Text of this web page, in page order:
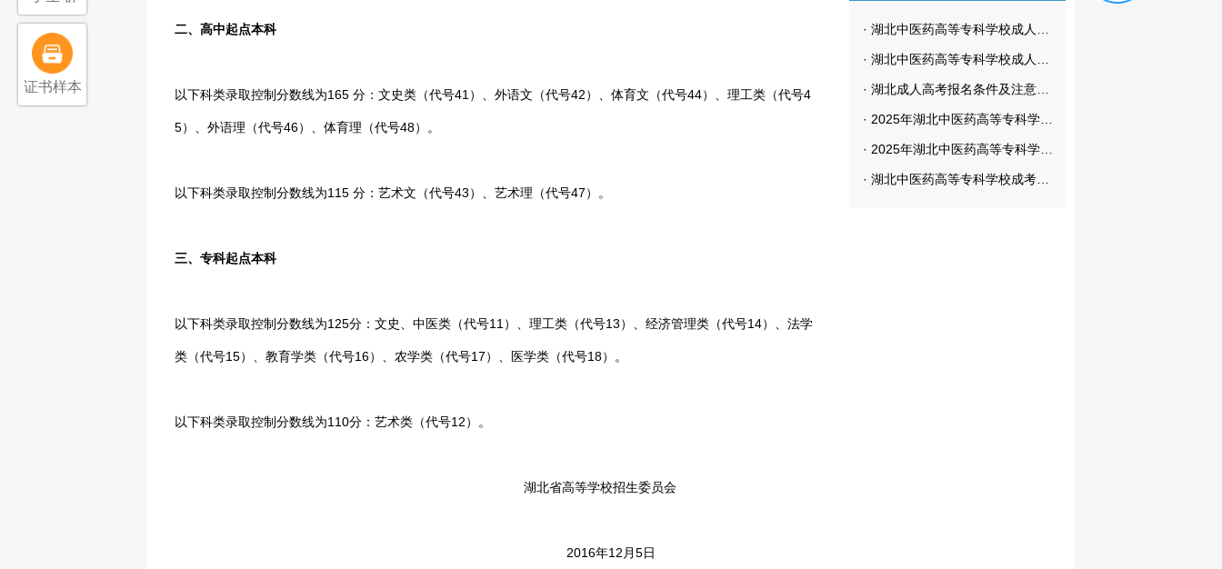
二、高中起点本科
以下科类录取控制分数线为165 分：文史类（代号41）、外语文（代号42）、体育文（代号44）、理工类（代号4
5）、外语理（代号46）、体育理（代号48）。
以下科类录取控制分数线为115 分：艺术文（代号43）、艺术理（代号47）。
三、专科起点本科
以下科类录取控制分数线为125分：文史、中医类（代号11）、理工类（代号13）、经济管理类（代号14）、法学
类（代号15）、教育学类（代号16）、农学类（代号17）、医学类（代号18）。
以下科类录取控制分数线为110分：艺术类（代号12）。
湖北省高等学校招生委员会
2016年12月5日
· 湖北中医药高等专科学校成人高考微信交流群及微信公众号
· 湖北中医药高等专科学校成人高考招生简章
· 湖北成人高考报名条件及注意事项全攻略来了！
· 2025年湖北中医药高等专科学校成考学位申请条件全解答
· 2025年湖北中医药高等专科学校成考专升本考什么？怎么考？
· 湖北中医药高等专科学校成考专升本含金量低？背单词技巧全揭秘！
证书样本